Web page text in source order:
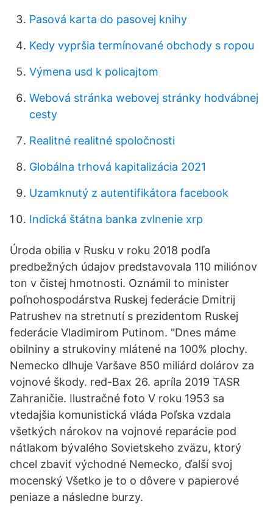
Pasová karta do pasovej knihy
Kedy vypršia termínované obchody s ropou
Výmena usd k policajtom
Webová stránka webovej stránky hodvábnej
cesty
Realitné realitné spoločnosti
Globálna trhová kapitalizácia 2021
Uzamknutý z autentifikátora facebook
Indická štátna banka zvlnenie xrp
Úroda obilia v Rusku v roku 2018 podľa
predbežných údajov predstavovala 110 miliónov
ton v čistej hmotnosti. Oznámil to minister
poľnohospodárstva Ruskej federácie Dmitrij
Patrushev na stretnutí s prezidentom Ruskej
federácie Vladimirom Putinom. "Dnes máme
obilniny a strukoviny mlátené na 100% plochy.
Nemecko dlhuje Varšave 850 miliárd dolárov za
vojnové škody. red-Bax 26. apríla 2019 TASR
Zahraničie. Ilustračné foto V roku 1953 sa
vtedajšia komunistická vláda Poľska vzdala
všetkých nárokov na vojnové reparácie pod
nátlakom bývalého Sovietskeho zväzu, ktorý
chcel zbaviť východné Nemecko, ďalší svoj
mocenský Všetko je to o dôvere v papierové
peniaze a následne burzy.